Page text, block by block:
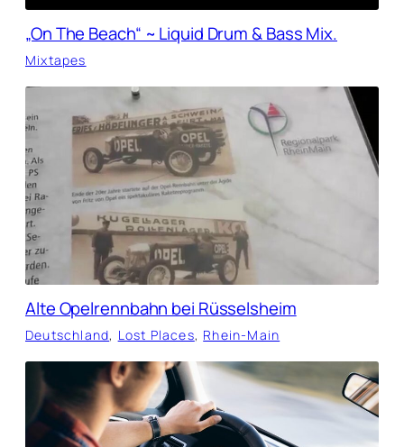
„On The Beach“ ~ Liquid Drum & Bass Mix.
Mixtapes
Alte Opelrennbahn bei Rüsselsheim
Deutschland, Lost Places, Rhein-Main